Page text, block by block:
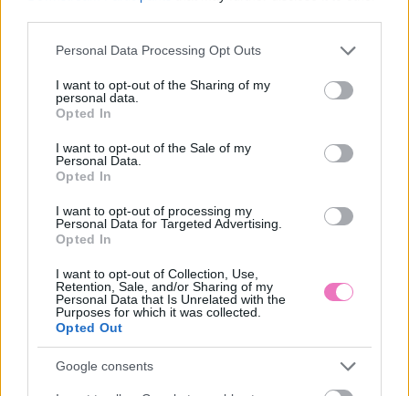
Please note that this website/app uses one or more Google
not limited to your visit or usage behaviour. You may click to
grant or deny consent to Google and its third-party tags to
use your data for below specified purposes in below Google
consent section.
Personal Data Processing Opt Outs
I want to opt-out of the Sharing of my
personal data.
Opted In
I want to opt-out of the Sale of my
Personal Data.
Opted In
I want to opt-out of processing my
Personal Data for Targeted Advertising.
Opted In
I want to opt-out of Collection, Use,
Retention, Sale, and/or Sharing of my
Personal Data that Is Unrelated with the
Purposes for which it was collected.
Opted Out
Google consents
fehér pólón? A filléres
házi szer, ami csodát tesz
neki nincs: legyen az
pénz, önbizalom vagy
Napi horoszkóp 2026.
augusztus 7. – Nincs idő
„Elutaztam volna egy
megugrani a feladatokat”
– A feleség nem válni
akar, hanem visszakapni